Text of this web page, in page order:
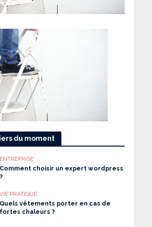
du moment
ENTREPRISE
Comment choisir un expert wordpress
?
VIE PRATIQUE
Quels vêtements porter en cas de
fortes chaleurs ?